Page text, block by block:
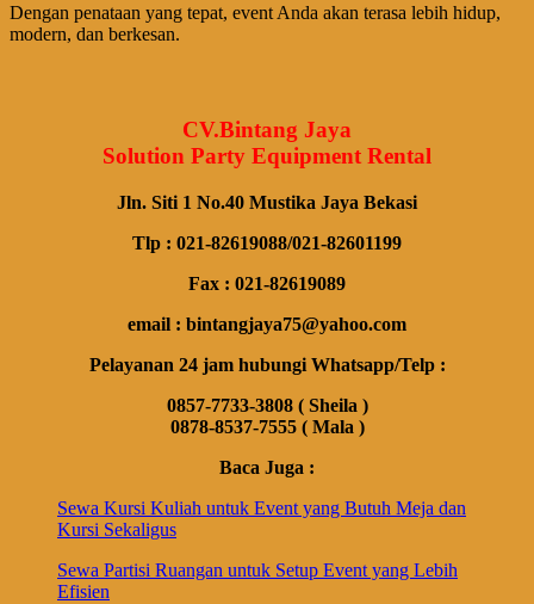
Dengan penataan yang tepat, event Anda akan terasa lebih hidup,
modern, dan berkesan.
CV.Bintang Jaya
Solution Party Equipment Rental
Jln. Siti 1 No.40 Mustika Jaya Bekasi
Tlp : 021-82619088/021-82601199
Fax : 021-82619089
email : bintangjaya75@yahoo.com
Pelayanan 24 jam hubungi Whatsapp/Telp :
0857-7733-3808 ( Sheila )
0878-8537-7555 ( Mala )
Baca Juga :
Sewa Kursi Kuliah untuk Event yang Butuh Meja dan
Kursi Sekaligus
Sewa Partisi Ruangan untuk Setup Event yang Lebih
Efisien